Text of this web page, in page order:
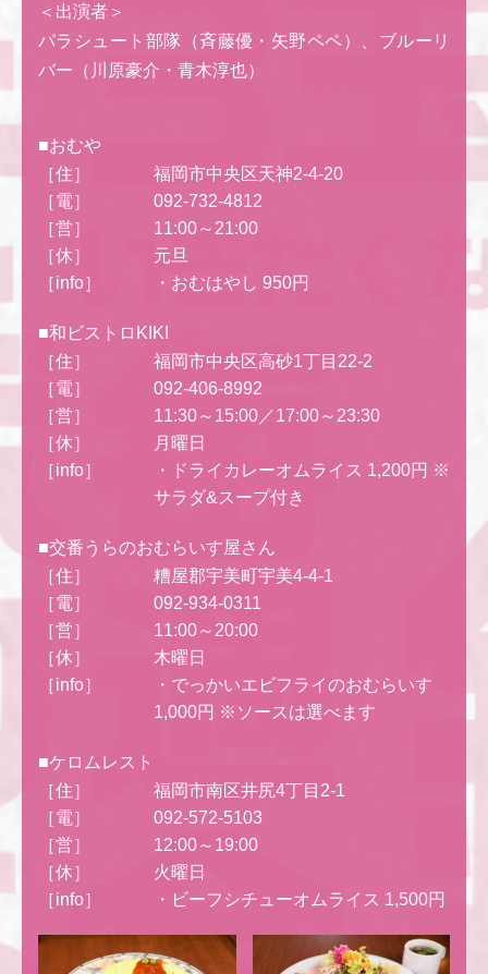
＜出演者＞
パラシュート部隊（斉藤優・矢野ペペ）、ブルーリ
バー（川原豪介・青木淳也）
■おむや
［住］
福岡市中央区天神2-4-20
［電］
092-732-4812
［営］
11:00～21:00
［休］
元旦
［info］
・おむはやし 950円
■和ビストロKIKI
［住］
福岡市中央区高砂1丁目22-2
［電］
092-406-8992
［営］
11:30～15:00／17:00～23:30
［休］
月曜日
［info］
・ドライカレーオムライス 1,200円 ※
サラダ&スープ付き
■交番うらのおむらいす屋さん
［住］
糟屋郡宇美町宇美4-4-1
［電］
092-934-0311
［営］
11:00～20:00
［休］
木曜日
［info］
・でっかいエビフライのおむらいす
1,000円 ※ソースは選べます
■ケロムレスト
［住］
福岡市南区井尻4丁目2-1
［電］
092-572-5103
［営］
12:00～19:00
［休］
火曜日
［info］
・ビーフシチューオムライス 1,500円